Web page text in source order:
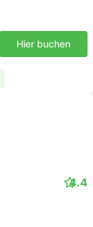
Hier buchen
4.4